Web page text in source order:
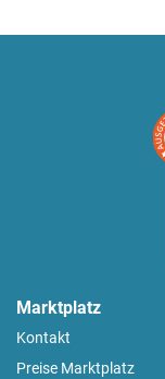
Marktplatz
Kontakt
Preise Marktplatz